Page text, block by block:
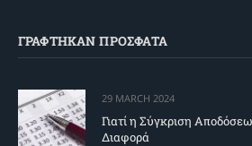
ΓΡΑΦΤΗΚΑΝ ΠΡΟΣΦΑΤΑ
29 MARCH 2024
Γιατί η Σύγκριση
Διαφορά